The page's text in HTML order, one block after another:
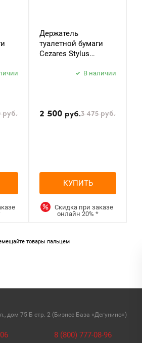
руб.
Держатель
туалетной бумаги
Cezares Stylus
брашированноеВ наличии
2 500 руб.3 475руб.
КУПИТЬ
Скидка при заказе
онлайн20%*
дом 75 Б стр. 2 (Бизнес База «Дегунино»)
8 (800) 777-08-96